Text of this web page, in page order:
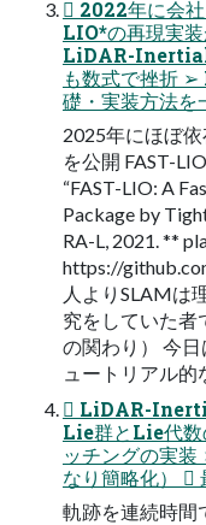
 2022年に会
LIO*の再現実
LiDAR-Inertial
も数式で挫折
礎・実装方法
2025年にほぼ
を公開 FAST-
“FAST-LIO: A
Package by
RA-L, 2021. **
https://
人よりSLAMは
究をしていた者
の関わり） 今
ュートリアル的
 LiDAR-
Lie群とLie代数
ッチングの実
なり簡略化） 
軌跡を連続時間